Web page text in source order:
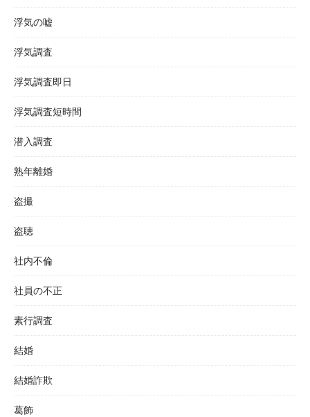
浮気の嘘
浮気調査
浮気調査即日
浮気調査短時間
潜入調査
熟年離婚
盗撮
盗聴
社内不倫
社員の不正
素行調査
結婚
結婚詐欺
葛飾